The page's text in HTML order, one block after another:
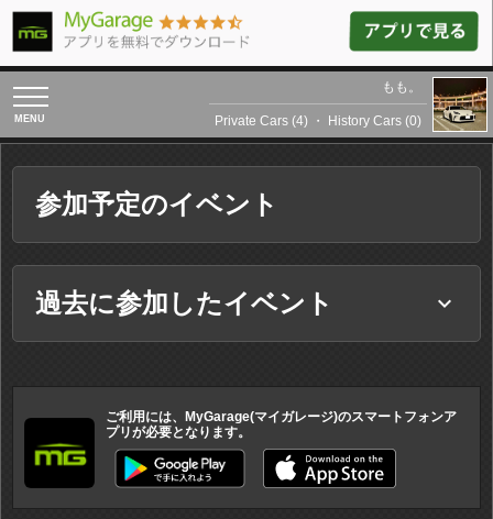
toggle
navigation
もも。
Private Cars (4) ・ History Cars (0)
参加予定のイベント
過去に参加したイベント keyboard_arrow_down
ご利用には、MyGarage(マイガレージ)のスマートフォンア
プリが必要となります。